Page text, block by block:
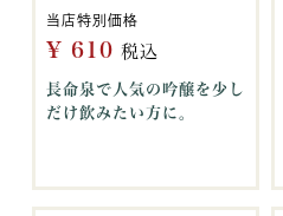
当店特別価格
¥ 610 税込
長命泉で人気の吟醸を少し
だけ飲みたい方に。